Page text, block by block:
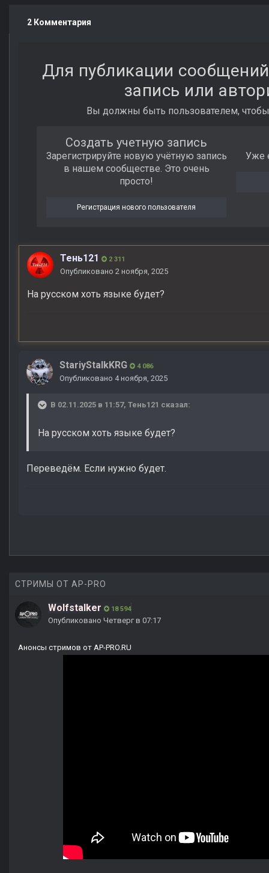
2 Комментария
Для публикации
запись или
Вы должны быть пользователем,
Создать учетную запись
Зарегистрируйте новую учётную запись
в нашем сообществе. Это очень
просто!
Регистрация нового пользователя
Уже
Тень121 2 311
Опубликовано 2 ноября, 2025
На русском хоть языке будет?
StariyStalkKRG 4 086
Опубликовано 4 ноября, 2025
В 02.11.2025 в 11:57, Тень121 сказал:
На русском хоть языке будет?
Переведём. Если нужно будет.
СТРИМЫ ОТ AP-PRO
Wolfstalker 18 594
Опубликовано Четверг в 07:17
Анонсы стримов от AP-PRO.RU